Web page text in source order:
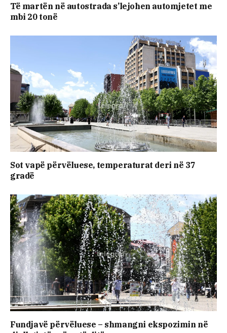
​Të martën në autostrada s’lejohen automjetet me
mbi 20 tonë
Sot vapë përvëluese, temperaturat deri në 37
gradë
Fundjavë përvëluese – shmangni ekspozimin në